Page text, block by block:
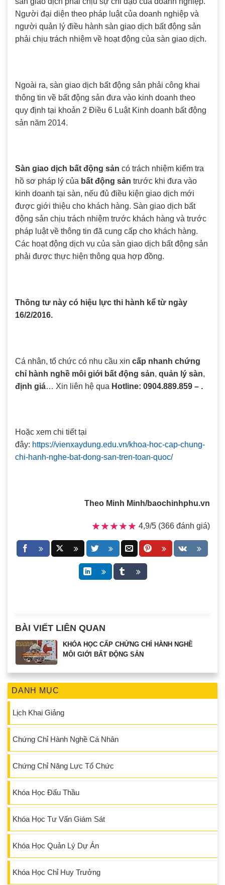
DANH MỤC
Lịch Khai Giảng
Chứng Chỉ Hành Nghề Cá Nhân
Chứng Chỉ Năng Lực Tổ Chức
Khóa Học Đấu Thầu
Khóa Học Tư Vấn Giám Sát
Khóa Học Quản Lý Dự Án
Khóa Học Chỉ Huy Trưởng
Người đại diện theo pháp luật của doanh nghiệp và
người quản lý điều hành sàn giao dịch bất động sản
phải chịu trách nhiệm về hoạt động của sàn giao dịch.
Ngoài ra, sàn giao dịch bất động sản phải công khai
thông tin về bất động sản đưa vào kinh doanh theo
quy định tại khoản 2 Điều 6 Luật Kinh doanh bất động
sản năm 2014.
Sàn giao dịch bất động sản có trách nhiệm kiểm tra
hồ sơ pháp lý của bất động sản trước khi đưa vào
kinh doanh tại sàn, nếu đủ điều kiện giao dịch mới
được giới thiệu cho khách hàng. Sàn giao dịch bất
động sản chịu trách nhiệm trước khách hàng và trước
pháp luật về thông tin đã cung cấp cho khách hàng.
Các hoạt động dịch vụ của sàn giao dịch bất động sản
phải được thực hiện thông qua hợp đồng.
Thông tư này có hiệu lực thi hành kể từ ngày
16/2/2016.
Cá nhân, tổ chức có nhu cầu xin cấp nhanh chứng
chỉ hành nghề môi giới bất động sản, quản lý sàn,
định giá… Xin liên hệ qua Hotline: 0904.889.859 – .
Hoặc xem chi tiết tại
đây: https://vienxaydung.edu.vn/khoa-hoc-cap-chung-
chi-hanh-nghe-bat-dong-san-tren-toan-quoc/
Theo Minh Minh/baochinhphu.vn
★★★★★
★★★★★ 4,9/5 (366 đánh giá)
BÀI VIẾT LIÊN QUAN
KHÓA HỌC CẤP CHỨNG CHỈ HÀNH NGHỀ
MÔI GIỚI BẤT ĐỘNG SẢN